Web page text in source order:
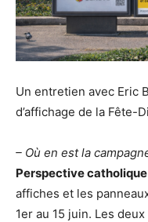
Un entretien avec Eric
d’affichage de la Fête-
– Où en est la
Perspective catholique
affiches et les
1er au 15 juin. Les